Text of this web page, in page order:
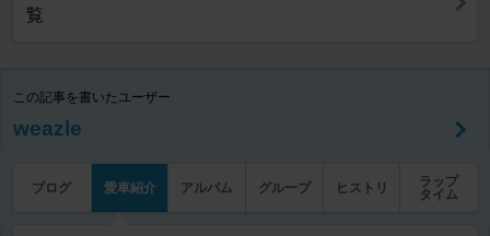
覧
この記事を書いたユーザー
weazle
ブログ 愛車紹介 アルバム グループ ヒストリ
ラップ
タイム